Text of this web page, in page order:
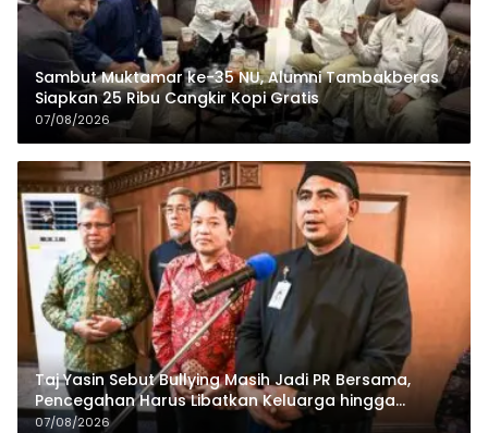
Sambut Muktamar ke-35 NU, Alumni Tambakberas
Siapkan 25 Ribu Cangkir Kopi Gratis
07/08/2026
Taj Yasin Sebut Bullying Masih Jadi PR Bersama,
Pencegahan Harus Libatkan Keluarga hingga
Pesantren
07/08/2026